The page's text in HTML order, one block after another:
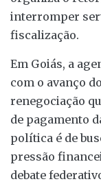
interromper
fiscalização.
Em Goiás, a
com o avanço
renegociação
de pagamento
política é de
pressão
debate